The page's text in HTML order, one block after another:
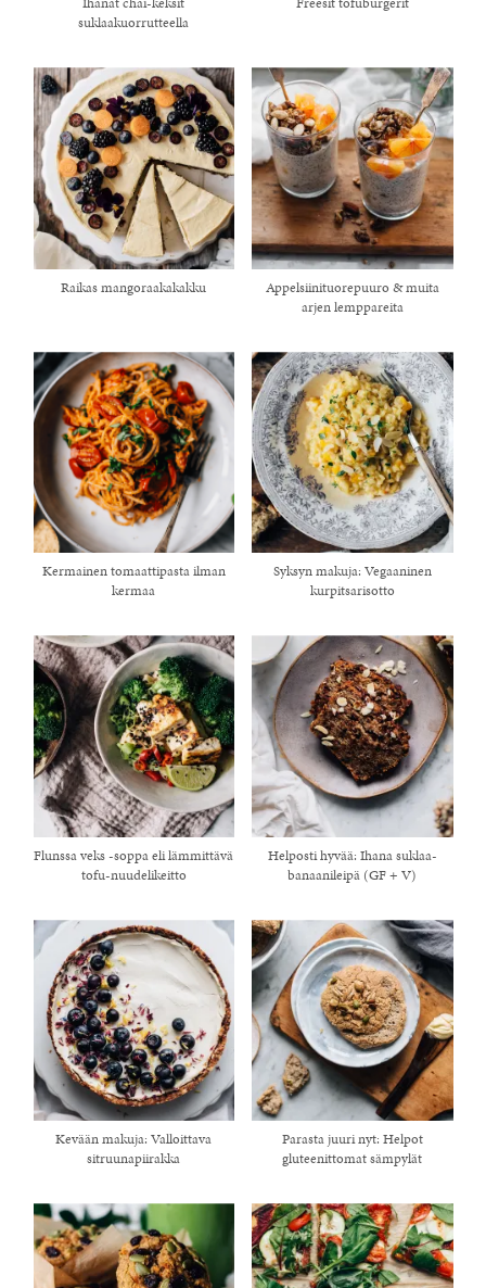
healthy living + good
suklaakuorrutteella
Raikas mangoraakakakku
Appelsiinituorepuuro & muita
arjen lemppareita
Kermainen tomaattipasta ilman
kermaa
Syksyn makuja: Vegaaninen
kurpitsarisotto
Flunssa veks -soppa eli lämmittävä
tofu-nuudelikeitto
Helposti hyvää: Ihana suklaa-
banaanileipä (GF + V)
Kevään makuja: Valloittava
sitruunapiirakka
Parasta juuri nyt: Helpot
gluteenittomat sämpylät